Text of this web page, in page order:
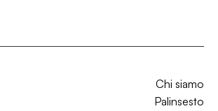
Chi siamo
Palinsesto